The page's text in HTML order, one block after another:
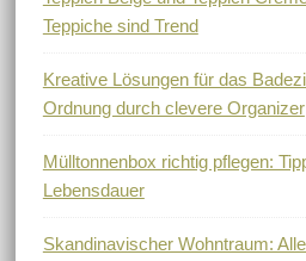
Teppiche sind Trend
Kreative Lösungen für das
Ordnung durch clevere Organizer
Mülltonnenbox richtig pflegen:
Lebensdauer
Skandinavischer Wohntraum: